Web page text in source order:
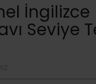
İngilizce
Seviye